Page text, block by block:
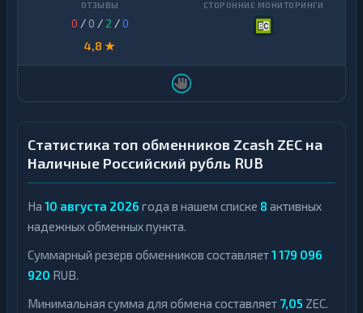
0 / 0 / 2 /0
4,8 ★
Статистика топ обменников Zcash ZEC на
Наличные Российский рубль RUB
На 10 августа 2026 года в нашем списке 8 активных
надежных обменных пункта.
Суммарный резерв обменников составляет1 179 096
920 RUB.
Минимальная сумма для обмена составляет 7,05 ZEC.